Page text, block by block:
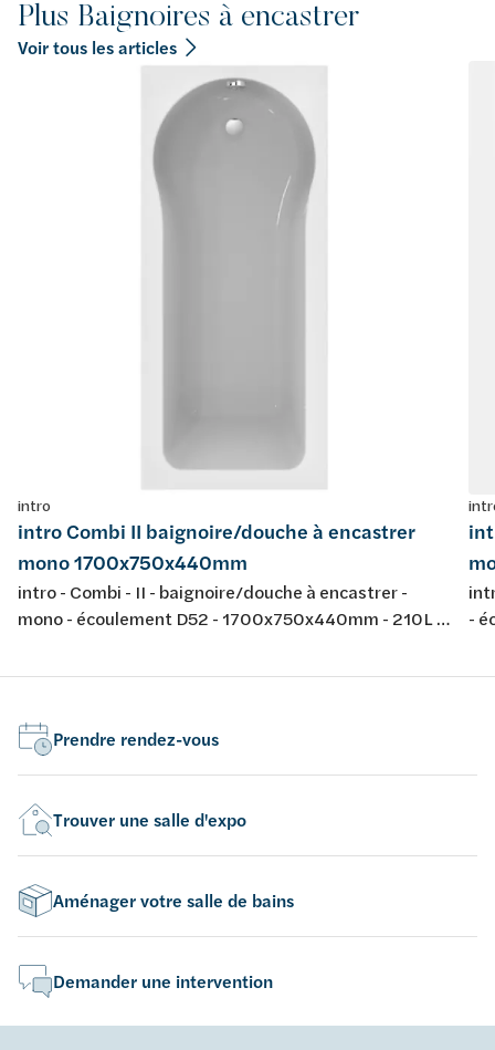
Plus Baignoires à encastrer
Voir tous les articles
intro
intro Combi II baignoire/douche à encastrer
mono 1700x750x440mm
intro - Combi - II - baignoire/douche à encastrer -
mono - écoulement D52 - 1700x750x440mm - 210L -
conforme aux normes européennes EN 198 , EN 232 &
-
Prendre rendez-vous
Trouver une salle d'expo
Aménager votre salle de bains
Demander une intervention